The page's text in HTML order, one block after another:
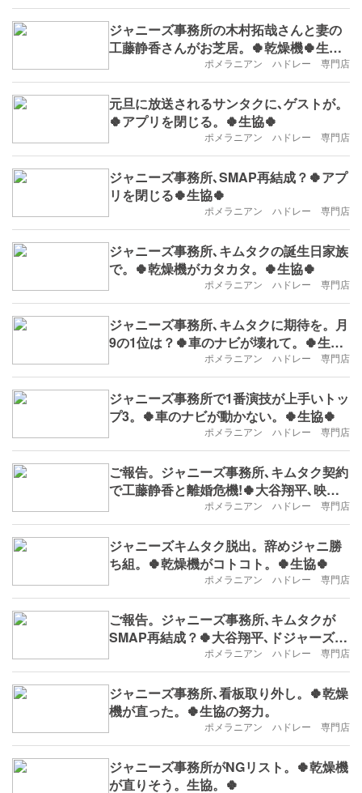
ジャニーズ事務所の木村拓哉さんと妻の
工藤静香さんがお芝居。🍀乾燥機🍀生協
ポメラニアン ハドレー 専門店
元旦に放送されるサンタクに､ゲストが。
🍀アプリを閉じる。🍀生協🍀
ポメラニアン ハドレー 専門店
ジャニーズ事務所､SMAP再結成？🍀アプ
リを閉じる🍀生協🍀
ポメラニアン ハドレー 専門店
ジャニーズ事務所､キムタクの誕生日家族
で。🍀乾燥機がカタカタ。🍀生協🍀
ポメラニアン ハドレー 専門店
ジャニーズ事務所､キムタクに期待を。月
9の1位は？🍀車のナビが壊れて。🍀生協
ポメラニアン ハドレー 専門店
ジャニーズ事務所で1番演技が上手いトッ
プ3。🍀車のナビが動かない。🍀生協🍀
ポメラニアン ハドレー 専門店
ご報告。ジャニーズ事務所､キムタク契約
で工藤静香と離婚危機!🍀大谷翔平､映画
ポメラニアン ハドレー 専門店
ジャニーズキムタク脱出。辞めジャニ勝
ち組。🍀乾燥機がコトコト。🍀生協🍀
ポメラニアン ハドレー 専門店
ご報告。ジャニーズ事務所､キムタクが
SMAP再結成？🍀大谷翔平､ドジャーズは
ポメラニアン ハドレー 専門店
ジャニーズ事務所､看板取り外し。🍀乾燥
機が直った。🍀生協の努力。
ポメラニアン ハドレー 専門店
ジャニーズ事務所がNGリスト。🍀乾燥機
が直りそう。生協。🍀